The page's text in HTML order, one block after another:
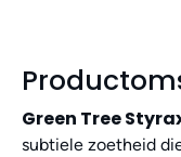
Green Tree
subtiele zoetheid